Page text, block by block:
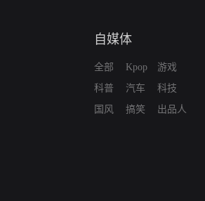
自媒体
全部
科普
国风
Kpop
汽车
搞笑
游戏
科技
出品人